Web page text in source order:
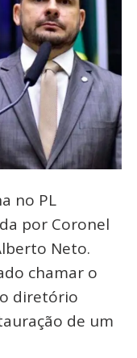
no PL
por Coronel
Neto.
chamar o
o diretório
de um